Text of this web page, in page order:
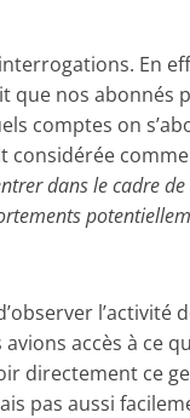
En
que nos abonnés
comptes on
dans le cadre
l’activité
accès à ce
directement ce
pas aussi